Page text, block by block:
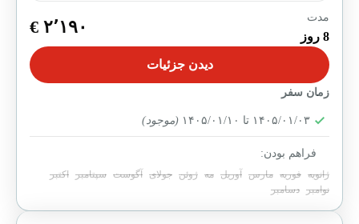
پایان یافته
تور ۸روزه پاریس و رم، ترکیبی کم‌نظیر از هنر، تاریخ و
سبک زندگی اصیل اروپایی است. این برنامه با اقامت در
هتل‌های ۴ ستاره و...
ایتالیا, پاریس ,رم ,فرانسه
15-20 People
مدت ۲٬۱۹۰ €
دیدن جزئیات
زمان سفر
۱۴۰۵/۰۱/۰۳ تا ۱۴۰۵/۰۱/۱۰ (موجود)
فراهم بودن:
ژانویه فوریه مارس آوریل مه ژوئن جولای آگوست سپتامبر اکتبر
نوامبر دسامبر